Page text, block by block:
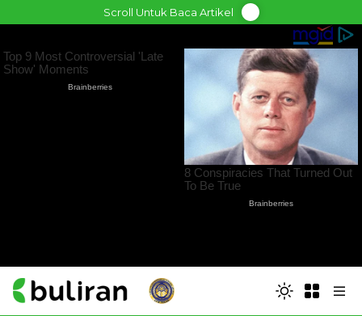
to
Scroll Untuk Baca Artikel